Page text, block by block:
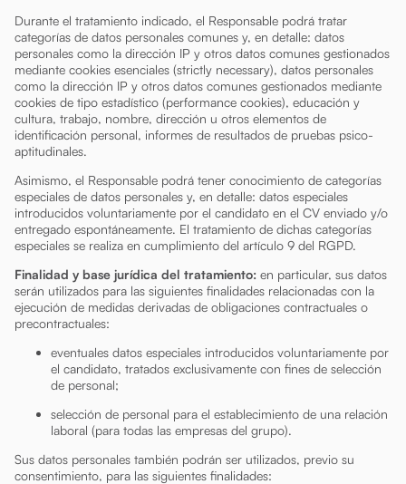
Durante el tratamiento indicado, el Responsable podrá tratar
categorías de datos personales comunes y, en detalle: datos
personales como la dirección IP y otros datos comunes gestionados
mediante cookies esenciales (strictly necessary), datos personales
como la dirección IP y otros datos comunes gestionados mediante
cookies de tipo estadístico (performance cookies), educación y
cultura, trabajo, nombre, dirección u otros elementos de
identificación personal, informes de resultados de pruebas psico-
aptitudinales.
Asimismo, el Responsable podrá tener conocimiento de categorías
especiales de datos personales y, en detalle: datos especiales
introducidos voluntariamente por el candidato en el CV enviado y/o
entregado espontáneamente. El tratamiento de dichas categorías
especiales se realiza en cumplimiento del artículo 9 del RGPD.
Finalidad y base jurídica del tratamiento: en particular, sus datos
serán utilizados para las siguientes finalidades relacionadas con la
ejecución de medidas derivadas de obligaciones contractuales o
precontractuales:
eventuales datos especiales introducidos voluntariamente por
el candidato, tratados exclusivamente con fines de selección
de personal;
selección de personal para el establecimiento de una relación
laboral (para todas las empresas del grupo).
Sus datos personales también podrán ser utilizados, previo su
consentimiento, para las siguientes finalidades: